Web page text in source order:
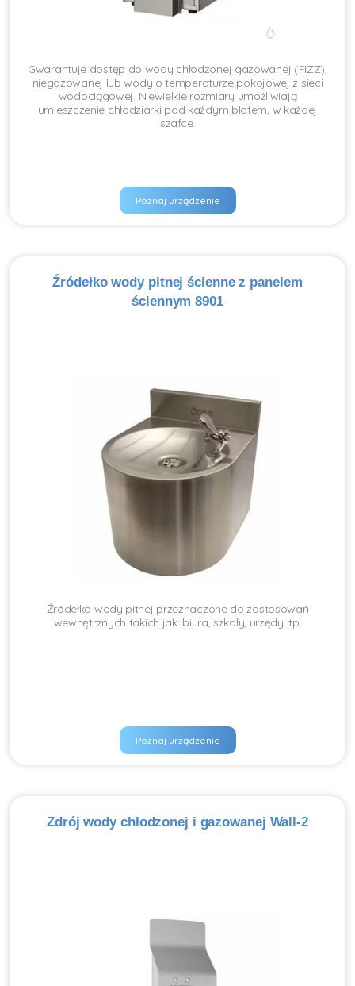
Gwarantuje dostęp do wody chłodzonej gazowanej (FIZZ),
niegazowanej lub wody o temperaturze pokojowej z sieci
wodociągowej. Niewielkie rozmiary umożliwiają
umieszczenie chłodziarki pod każdym blatem, w każdej
szafce.
Poznaj urządzenie
Źródełko wody pitnej ścienne z panelem
ściennym 8901
Źródełko wody pitnej przeznaczone do zastosowań
wewnętrznych takich jak: biura, szkoły, urzędy itp.
Poznaj urządzenie
Zdrój wody chłodzonej i gazowanej Wall-2